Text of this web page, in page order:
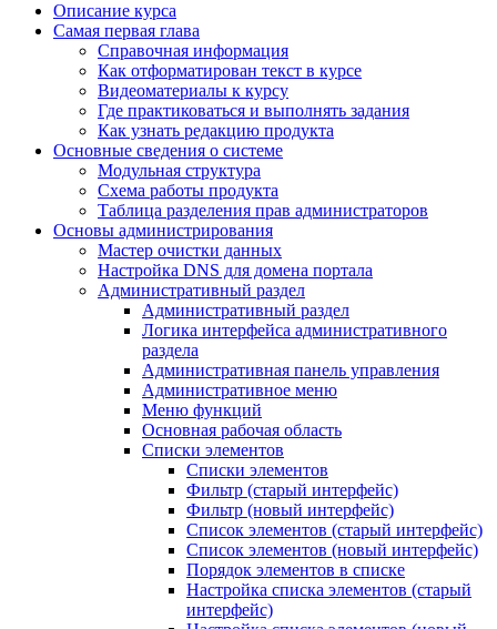
Описание курса
Самая первая глава
Справочная информация
Как отформатирован текст в курсе
Видеоматериалы к курсу
Где практиковаться и выполнять задания
Как узнать редакцию продукта
Основные сведения о системе
Модульная структура
Схема работы продукта
Таблица разделения прав администраторов
Основы администрирования
Мастер очистки данных
Настройка DNS для домена портала
Административный раздел
Административный раздел
Логика интерфейса административного
раздела
Административная панель управления
Административное меню
Меню функций
Основная рабочая область
Списки элементов
Списки элементов
Фильтр (старый интерфейс)
Фильтр (новый интерфейс)
Список элементов (старый интерфейс)
Список элементов (новый интерфейс)
Порядок элементов в списке
Настройка списка элементов (старый
интерфейс)